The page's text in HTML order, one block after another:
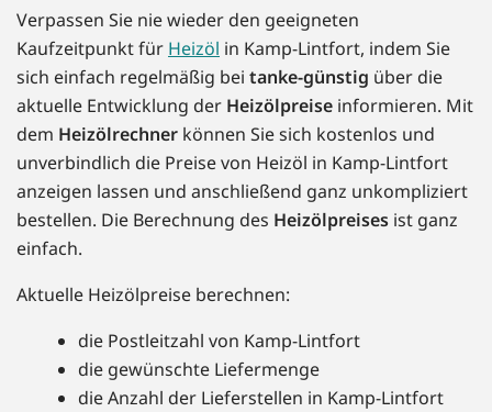
Verpassen Sie nie wieder den geeigneten
Kaufzeitpunkt für Heizöl in Kamp-Lintfort, indem Sie
sich einfach regelmäßig bei tanke-günstig über die
aktuelle Entwicklung der Heizölpreise informieren. Mit
dem Heizölrechner können Sie sich kostenlos und
unverbindlich die Preise von Heizöl in Kamp-Lintfort
anzeigen lassen und anschließend ganz unkompliziert
bestellen. Die Berechnung des Heizölpreises ist ganz
einfach.
Aktuelle Heizölpreise berechnen:
die Postleitzahl von Kamp-Lintfort
die gewünschte Liefermenge
die Anzahl der Lieferstellen in Kamp-Lintfort